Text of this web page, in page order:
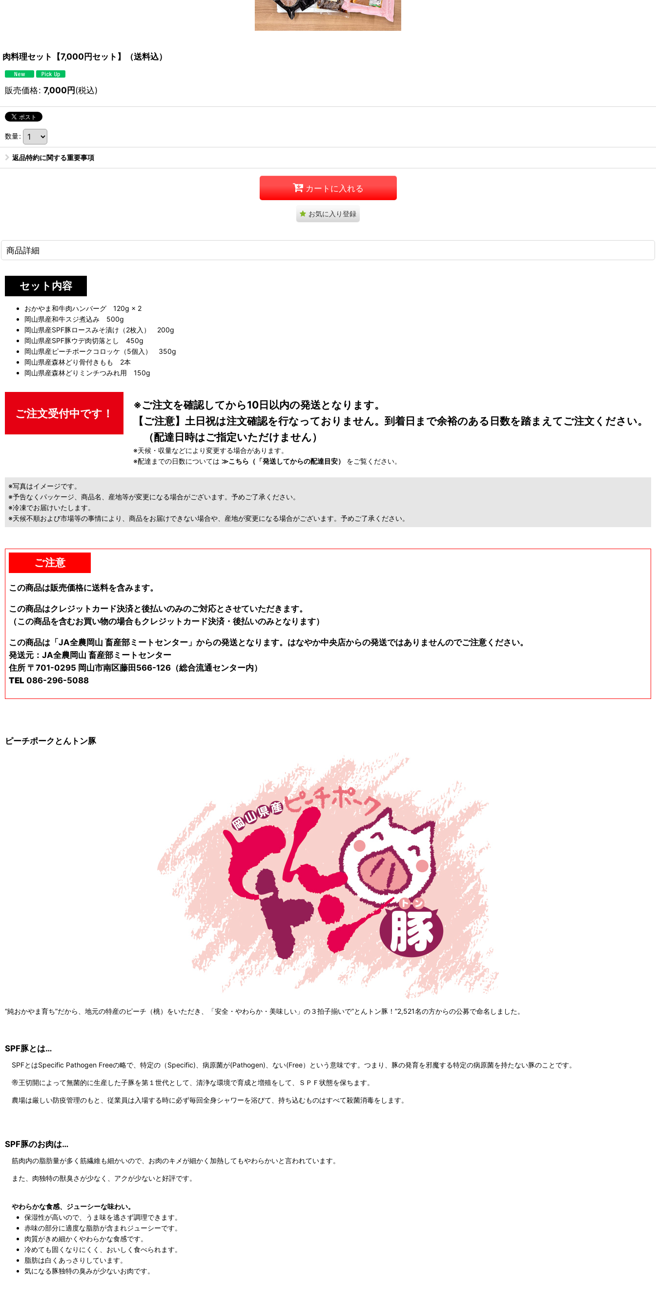
肉料理セット【7,000円セット】（送料込）
販売価格: 7,000円(税込)
数量:
返品特約に関する重要事項
カートに入れる
お気に入り登録
商品詳細
セット内容
おかやま和牛肉ハンバーグ 120g × 2
岡山県産和牛スジ煮込み 500g
岡山県産SPF豚ロースみそ漬け（2枚入） 200g
岡山県産SPF豚ウデ肉切落とし 450g
岡山県産ピーチポークコロッケ（5個入） 350g
岡山県産森林どり骨付きもも 2本
岡山県産森林どりミンチつみれ用 150g
ご注文受付中です！
※ご注文を確認してから10日以内の発送となります。
【ご注意】土日祝は注文確認を行なっておりません。到着日まで余裕のある日数を踏まえてご注文ください。
（配達日時はご指定いただけません）
※天候・収量などにより変更する場合があります。
※配達までの日数については ≫こちら（「発送してからの配達目安） をご覧ください。
※写真はイメージです。
※予告なくパッケージ、商品名、産地等が変更になる場合がございます。予めご了承ください。
※冷凍でお届けいたします。
※天候不順および市場等の事情により、商品をお届けできない場合や、産地が変更になる場合がございます。予めご了承ください。
ご注意
この商品は販売価格に送料を含みます。
この商品はクレジットカード決済と後払いのみのご対応とさせていただきます。
（この商品を含むお買い物の場合もクレジットカード決済・後払いのみとなります）
この商品は「JA全農岡山 畜産部ミートセンター」からの発送となります。はなやか中央店からの発送ではありませんのでご注意ください。
発送元：JA全農岡山 畜産部ミートセンター
住所 〒701-0295 岡山市南区藤田566-126（総合流通センター内）
TEL 086-296-5088
ピーチポークとんトン豚
“純おかやま育ち”だから、地元の特産のピーチ（桃）をいただき、「安全・やわらか・美味しい」の３拍子揃いで”とんトン豚！”2,521名の方からの公募で命名しました。
SPF豚とは…
SPFとはSpecific Pathogen Freeの略で、特定の（Specific)、病原菌が(Pathogen)、ない(Free）という意味です。つまり、豚の発育を邪魔する特定の病原菌を持たない豚のことです。
帝王切開によって無菌的に生産した子豚を第１世代として、清浄な環境で育成と増殖をして、ＳＰＦ状態を保ちます。
農場は厳しい防疫管理のもと、従業員は入場する時に必ず毎回全身シャワーを浴びて、持ち込むものはすべて殺菌消毒をします。
SPF豚のお肉は…
筋肉内の脂肪量が多く筋繊維も細かいので、お肉のキメが細かく加熱してもやわらかいと言われています。
また、肉独特の獣臭さが少なく、アクが少ないと好評です。
やわらかな食感、ジューシーな味わい。
保湿性が高いので、うま味を逃さず調理できます。
赤味の部分に適度な脂肪が含まれジューシーです。
肉質がきめ細かくやわらかな食感です。
冷めても固くなりにくく、おいしく食べられます。
脂肪は白くあっさりしています。
気になる豚独特の臭みが少ないお肉です。